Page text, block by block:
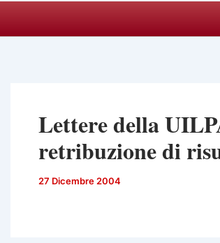
Lettere della
retribuzione di
27 Dicembre 2004